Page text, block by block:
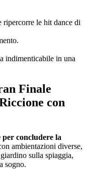
le hit dance di
indimenticabile in una
Finale
con
concludere la
ambientazioni diverse,
sulla spiaggia,
sogno.